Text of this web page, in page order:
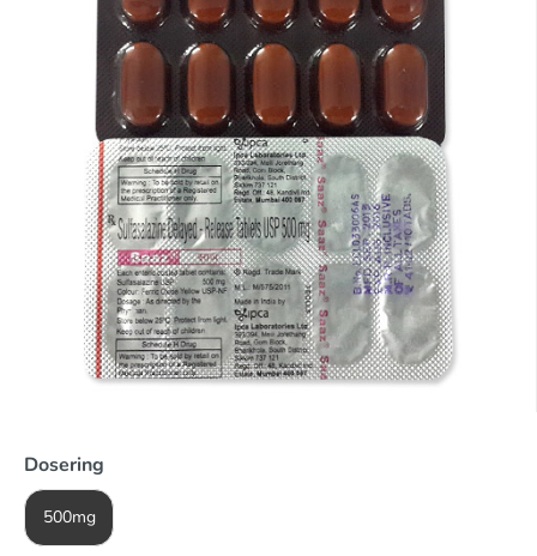
Dosering
500mg